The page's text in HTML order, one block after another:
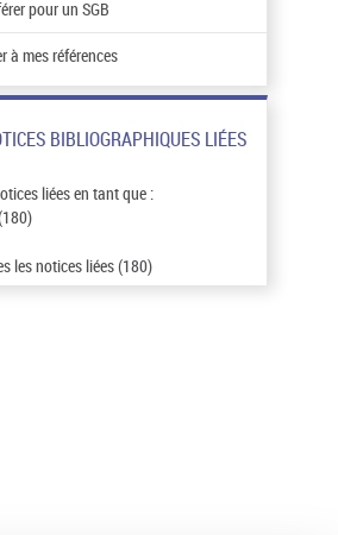
pour un SGB
à mes références
BIBLIOGRAPHIQUES LIÉES
liées en tant que :
les notices liées (180)